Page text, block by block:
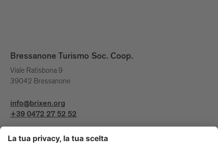
Bressanone Turismo Soc. Coop.
Viale Ratisbona 9
39042 Bressanone
info@brixen.org
+39 0472 27 52 52